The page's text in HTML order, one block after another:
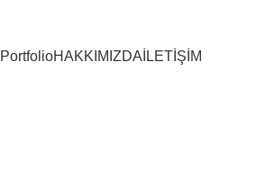
PortfolioHAKKIMIZDA İLETİŞİM